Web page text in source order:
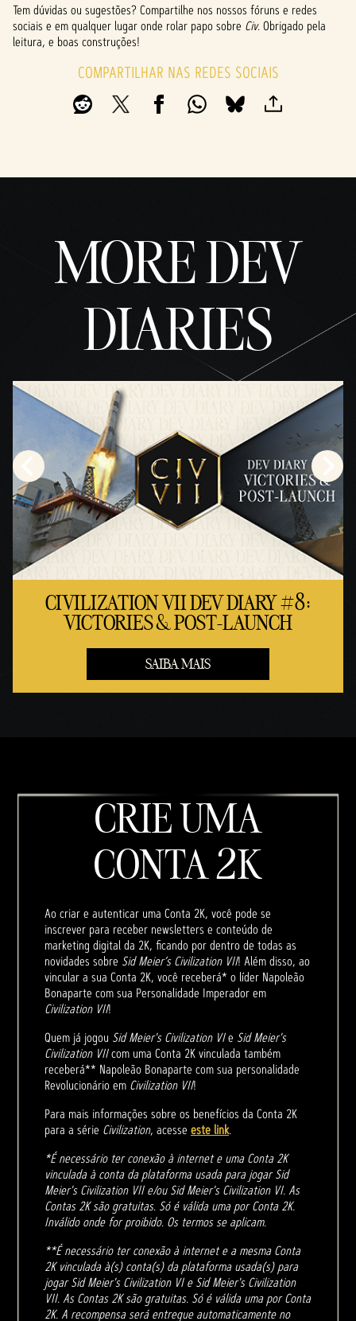
Tem dúvidas ou sugestões? Compartilhe nos nossos fóruns e redes
sociais e em qualquer lugar onde rolar papo sobre Civ. Obrigado pela
leitura, e boas construções!
COMPARTILHAR NAS REDES SOCIAIS
MORE DEV
DIARIES
CIVILIZATION VII DEV DIARY #8:
VICTORIES & POST-LAUNCH
SAIBA MAIS
CRIE UMA
CONTA 2K
Ao criar e autenticar uma Conta 2K, você pode se
inscrever para receber newsletters e conteúdo de
marketing digital da 2K, ficando por dentro de todas as
novidades sobre Sid Meier’s Civilization VII! Além disso, ao
vincular a sua Conta 2K, você receberá* o líder Napoleão
Bonaparte com sua Personalidade Imperador em
Civilization VII!
Quem já jogou Sid Meier's Civilization VIe Sid Meier's
Civilization VIIcom uma Conta 2K vinculada também
receberá** Napoleão Bonaparte com sua personalidade
Revolucionário em Civilization VII!
Para mais informações sobre os benefícios da Conta 2K
para a série Civilization, acesse este link.
*É necessário ter conexão à internet e uma Conta 2K
vinculada à conta da plataforma usada para jogar Sid
Meier's Civilization VII e/ou Sid Meier's Civilization VI. As
Contas 2K são gratuitas. Só é válida uma por Conta 2K.
Inválido onde for proibido. Os termos se aplicam.
**É necessário ter conexão à internet e a mesma Conta
2K vinculada à(s) conta(s) da plataforma usada(s) para
jogar Sid Meier's Civilization VI e Sid Meier's Civilization
VII. As Contas 2K são gratuitas. Só é válida uma por Conta
2K. A recompensa será entregue automaticamente no